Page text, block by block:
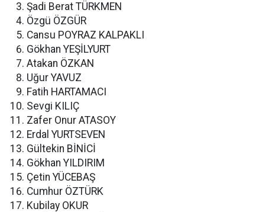
Şadi Berat TÜRKMEN
Özgü ÖZGÜR
Cansu POYRAZ KALPAKLI
Gökhan YEŞİLYURT
Atakan ÖZKAN
Uğur YAVUZ
Fatih HARTAMACI
Sevgi KILIÇ
Zafer Onur ATASOY
Erdal YURTSEVEN
Gültekin BİNİCİ
Gökhan YILDIRIM
Çetin YÜCEBAŞ
Cumhur ÖZTÜRK
Kubilay OKUR